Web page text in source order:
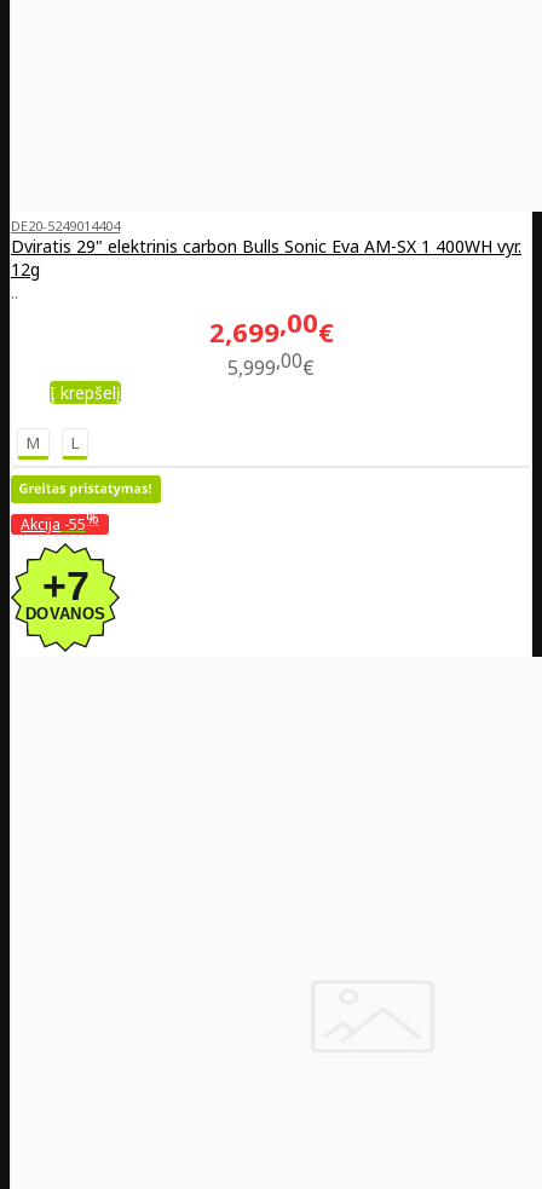
DE20-5249014404
Dviratis 29" elektrinis carbon Bulls Sonic Eva AM-SX 1 400WH vyr.
12g
..
2,699 00€
5,999 00€
Į krepšelį
M L
Akcija -55%